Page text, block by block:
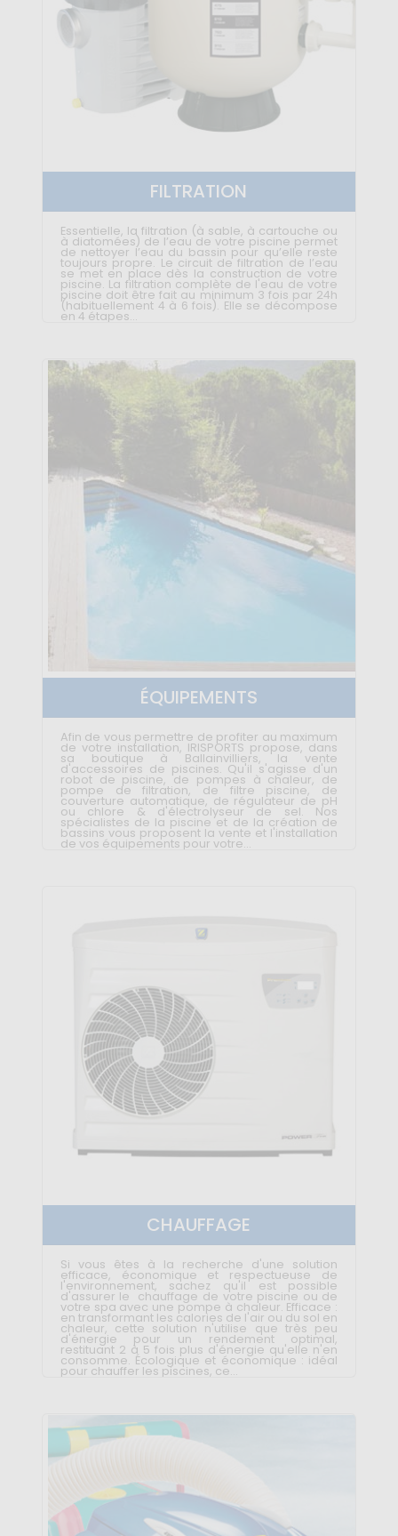
FILTRATION
Essentielle, la filtration (à sable, à cartouche ou
à diatomées) de l’eau de votre piscine permet
de nettoyer l’eau du bassin pour qu’elle reste
toujours propre. Le circuit de filtration de l’eau
se met en place dès la construction de votre
piscine. La filtration complète de l'eau de votre
piscine doit être fait au minimum 3 fois par 24h
(habituellement 4 à 6 fois). Elle se décompose
en 4 étapes...
ÉQUIPEMENTS
Afin de vous permettre de profiter au maximum
de votre installation, IRISPORTS propose, dans
sa boutique à Ballainvilliers, la vente
d'accessoires de piscines. Qu'il s'agisse d'un
robot de piscine, de pompes à chaleur, de
pompe de filtration, de filtre piscine, de
couverture automatique, de régulateur de pH
ou chlore & d'électrolyseur de sel. Nos
spécialistes de la piscine et de la création de
bassins vous proposent la vente et l'installation
de vos équipements pour votre...
CHAUFFAGE
Si vous êtes à la recherche d'une solution
efficace, économique et respectueuse de
l'environnement, sachez qu'il est possible
d'assurer le chauffage de votre piscine ou de
votre spa avec une pompe à chaleur. Efficace :
en transformant les calories de l'air ou du sol en
chaleur, cette solution n'utilise que très peu
d'énergie pour un rendement optimal,
restituant 2 à 5 fois plus d'énergie qu'elle n'en
consomme. Écologique et économique : idéal
pour chauffer les piscines, ce...